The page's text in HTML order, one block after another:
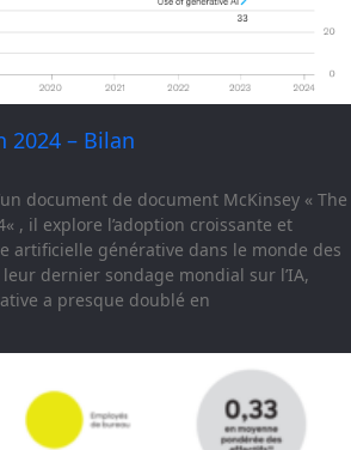
2024 – Bilan
document de document McKinsey « The
, il explore l’adoption croissante et
artificielle générative dans le monde des
dernier sondage mondial sur l’IA,
a presque doublé en